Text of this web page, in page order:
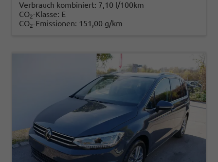
Verbrauch kombiniert: 7,10 l/100km
CO2-Klasse: E
CO2-Emissionen: 151,00 g/km